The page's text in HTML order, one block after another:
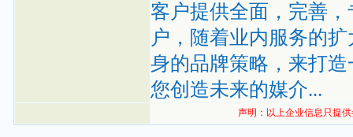
客户提供全面，完善
户，随着业内服务的
身的品牌策略，来打造
您创造未来的媒介...
声明：以上企业信息只提